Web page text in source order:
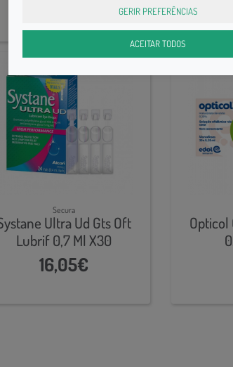
Secura
Ultra Ud Gts Oft
Lubrif 0,7 Ml X30
16,05€
Opticol
GERIR PREFERÊNCIAS
ACEITAR TODOS